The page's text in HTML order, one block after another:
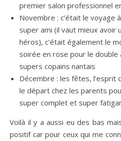
premier salon professionnel
Novembre : c’était le voyage
super ami (il vaut mieux avoir
héros), c’était également le
soirée en rose pour le double
supers copains nantais
Décembre : les fêtes, l’esprit
le départ chez les parents
super complet et super
Voilà il y a aussi eu des bas
positif car pour ceux qui me